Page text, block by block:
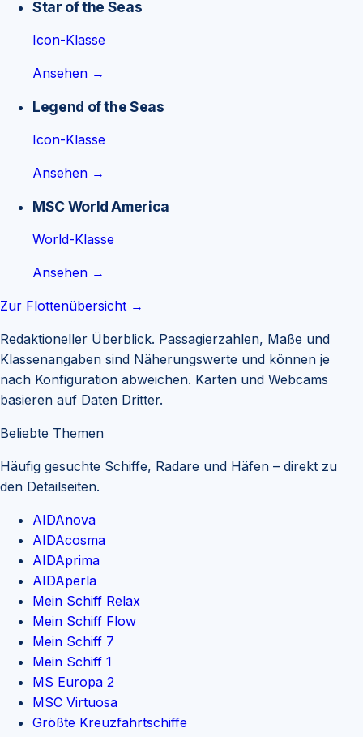
Star of the Seas
Icon-Klasse
Ansehen →
Legend of the Seas
Icon-Klasse
Ansehen →
MSC World America
World-Klasse
Ansehen →
Zur Flottenübersicht →
Redaktioneller Überblick. Passagierzahlen, Maße und
Klassenangaben sind Näherungswerte und können je
nach Konfiguration abweichen. Karten und Webcams
basieren auf Daten Dritter.
Beliebte Themen
Häufig gesuchte Schiffe, Radare und Häfen – direkt zu
den Detailseiten.
AIDAnova
AIDAcosma
AIDAprima
AIDAperla
Mein Schiff Relax
Mein Schiff Flow
Mein Schiff 7
Mein Schiff 1
MS Europa 2
MSC Virtuosa
Größte Kreuzfahrtschiffe